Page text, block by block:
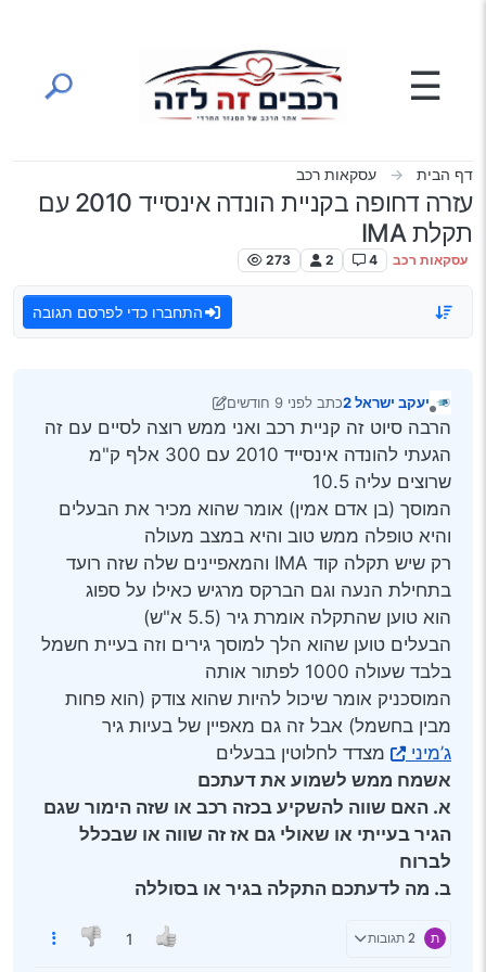
☰
דף הבית עסקאות רכב
עזרה דחופה בקניית הונדה אינסייד 2010 עם
תקלת IMA
עסקאות רכב 4
2
273
התחברו כדי לפרסם תגובה
יעקב ישראל 2 כתב לפני 9 חודשים
נערך לאחרונה על ידי יעקב ישראל 2
הרבה סיוט זה קניית רכב ואני ממש רוצה לסיים עם זה
הגעתי להונדה אינסייד 2010 עם 300 אלף ק"מ
שרוצים עליה 10.5
המוסך (בן אדם אמין) אומר שהוא מכיר את הבעלים
והיא טופלה ממש טוב והיא במצב מעולה
רק שיש תקלה קוד IMA והמאפיינים שלה שזה רועד
בתחילת הנעה וגם הברקס מרגיש כאילו על ספוג
הוא טוען שהתקלה אומרת גיר (5.5 א"ש)
הבעלים טוען שהוא הלך למוסך גירים וזה בעיית חשמל
בלבד שעולה 1000 לפתור אותה
המוסכניק אומר שיכול להיות שהוא צודק (הוא פחות
מבין בחשמל) אבל זה גם מאפיין של בעיות גיר
ג’מיני
מצדד לחלוטין בבעלים
אשמח ממש לשמוע את דעתכם
א. האם שווה להשקיע בכזה רכב או שזה הימור שגם
הגיר בעייתי או שאולי גם אז זה שווה או שבכלל
לברוח
ב. מה לדעתכם התקלה בגיר או בסוללה
ת 2 תגובות 1